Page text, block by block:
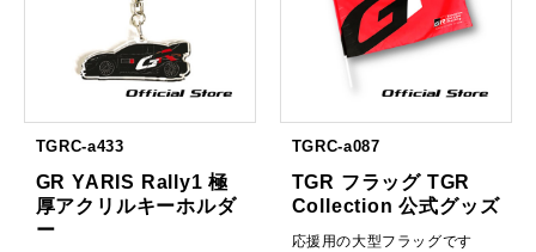
TGRC-a433
GR YARIS Rally1 極
厚アクリルキーホルダ
ー
TGRC-a087
TGR フラッグ TGR
Collection 公式グッズ
応援用の大型フラッグです